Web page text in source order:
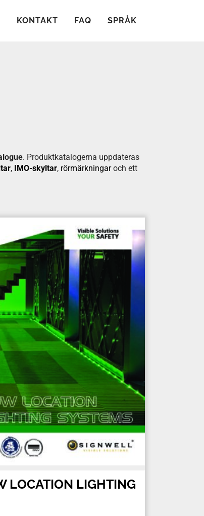
KONTAKT FAQ SPRÅK
. Produktkatalogerna uppdateras
, IMO-skyltar, rörmärkningaroch ett
LOCATION LIGHTING